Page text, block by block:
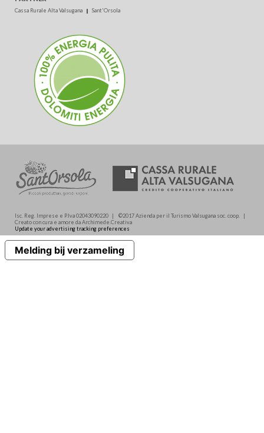
Cassa Rurale Alta Valsugana Sant'Orsola
Isc. Reg. Imprese e P.Iva 02043090220 | ©2017 Azienda per il Turismo Valsugana soc. coop. |
Creato con cura e amore da Archimede.Creativa
Update your advertising tracking preferences
Melding bij verzameling